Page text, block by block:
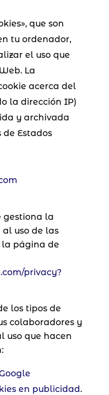
que son
tu ordenador,
el uso que
La
acerca del
la dirección IP)
y archivada
de Estados
gestiona la
uso de las
la página de
privacy?
los tipos de
colaboradores y
uso que hacen
en publicidad.